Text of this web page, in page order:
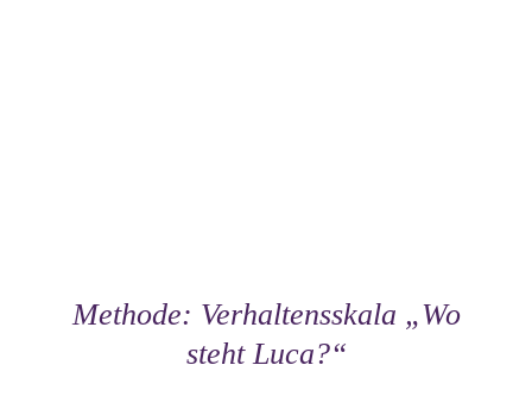
Methode: Verhaltensskala „Wo
steht Luca?“